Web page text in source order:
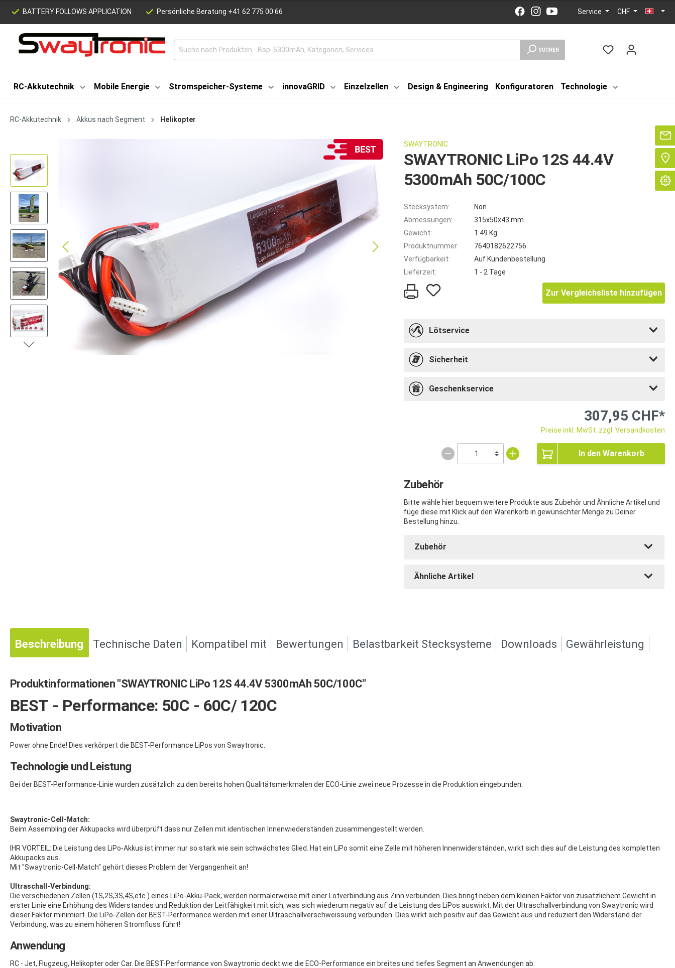
BATTERY FOLLOWS APPLICATION Persönliche Beratung +41 62 775 00 66 Service CHF
SUCHEN
RC-Akkutechnik Mobile Energie Stromspeicher-Systeme innovaGRID Einzelzellen Design & Engineering Konfiguratoren Technologie
RC-Akkutechnik Akkus nach Segment Helikopter
SWAYTRONIC
SWAYTRONIC LiPo 12S 44.4V
5300mAh 50C/100C
Stecksystem:
Non
Abmessungen:
315x50x43 mm
Gewicht:
1.49 Kg.
Produktnummer:
7640182622756
Verfügbarkeit:
Auf Kundenbestellung
Lieferzeit:
1 - 2 Tage
Zur Vergleichsliste hinzufügen
Lötservice
Sicherheit
Geschenkservice
307,95 CHF*
Preise inkl. MwSt. zzgl. Versandkosten
In den Warenkorb
Zubehör
Bitte wähle hier bequem weitere Produkte aus Zubehör und Ähnliche Artikel und
füge diese mit Klick auf den Warenkorb in gewünschter Menge zu Deiner
Bestellung hinzu.
Zubehör
Ähnliche Artikel
Beschreibung Technische Daten Kompatibel mit Bewertungen Belastbarkeit Stecksysteme Downloads Gewährleistung
Produktinformationen "SWAYTRONIC LiPo 12S 44.4V 5300mAh 50C/100C"
BEST - Performance: 50C - 60C/ 120C
Motivation
Power ohne Ende! Dies verkörpert die BEST-Performance LiPos von Swaytronic.
Technologie und Leistung
Bei der BEST-Performance-Linie wurden zusätzlich zu den bereits hohen Qualitätsmerkmalen der ECO-Linie zwei neue Prozesse in die Produktion eingebunden.
Swaytronic-Cell-Match:
Beim Assembling der Akkupacks wird überprüft dass nur Zellen mit identischen Innenwiederständen zusammengestellt werden.
IHR VORTEIL: Die Leistung des LiPo-Akkus ist immer nur so stark wie sein schwächstes Glied. Hat ein LiPo somit eine Zelle mit höheren Innenwiderständen, wirkt sich dies auf die Leistung des kompletten
Akkupacks aus.
Mit "Swaytronic-Cell-Match" gehört dieses Problem der Vergangenheit an!
Ultraschall-Verbindung:
Die verschiedenen Zellen (1S,2S,3S,4S,etc.) eines LiPo-Akku-Pack, werden normalerweise mit einer Lötverbindung aus Zinn verbunden. Dies bringt neben dem kleinen Faktor von zusätzlichem Gewicht in
erster Linie eine Erhöhung des Widerstandes und Reduktion der Leitfähigkeit mit sich, was sich wiederum negativ auf die Leistung des LiPos auswirkt. Mit der Ultraschallverbindung von Swaytronic wird
dieser Faktor minimiert. Die LiPo-Zellen der BEST-Performance werden mit einer Ultraschallverschweissung verbunden. Dies wirkt sich positiv auf das Gewicht aus und reduziert den Widerstand der
Verbindung, was zu einem höheren Stromfluss führt!
Anwendung
RC - Jet, Flugzeug, Helikopter oder Car. Die BEST-Performance von Swaytronic deckt wie die ECO-Performance ein breites und tiefes Segment an Anwendungen ab.